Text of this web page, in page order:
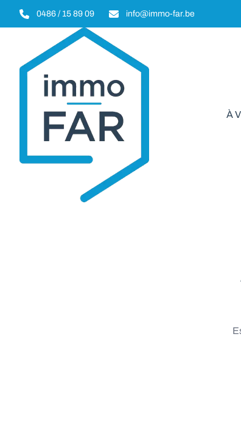
Aller au contenu principal
0486 / 15 89 09 info@immo-far.be
À